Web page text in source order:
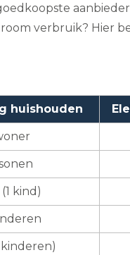
verbruik? Hier
huishouden
kind)
kinderen)